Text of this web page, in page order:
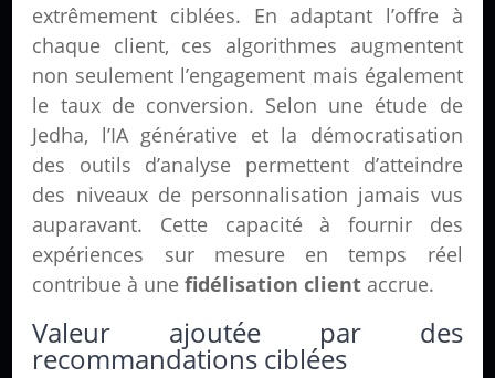
extrêmement ciblées. En adaptant l’offre à
chaque client, ces algorithmes augmentent
non seulement l’engagement mais également
le taux de conversion. Selon une étude de
Jedha, l’IA générative et la démocratisation
des outils d’analyse permettent d’atteindre
des niveaux de personnalisation jamais vus
auparavant. Cette capacité à fournir des
expériences sur mesure en temps réel
contribue à unefidélisation client accrue.
Valeur ajoutée par des
recommandations ciblées